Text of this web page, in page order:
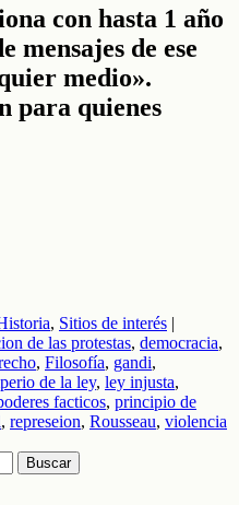
con hasta 1 año
mensajes de ese
medio».
para quienes
, Sitios de interés |
de las protestas, democracia,
, Filosofía, gandi,
de la ley, ley injusta,
facticos, principio de
, represeion, Rousseau, violencia